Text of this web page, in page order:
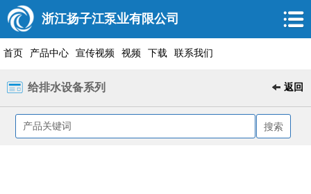
浙江扬子江泵业有限公司
首页 产品中心 宣传视频 视频 下载 联系我们
给排水设备系列 返回